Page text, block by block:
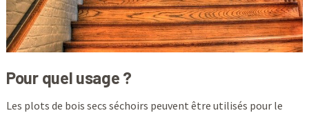
Pour quel usage ?
Les plots de bois secs séchoirs peuvent être utilisés pour le